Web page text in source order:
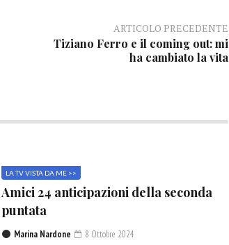
ARTICOLO PRECEDENTE
Tiziano Ferro e il coming out: mi
ha cambiato la vita
LA TV VISTA DA ME >>
Amici 24 anticipazioni della seconda
puntata
Marina Nardone 8 Ottobre 2024